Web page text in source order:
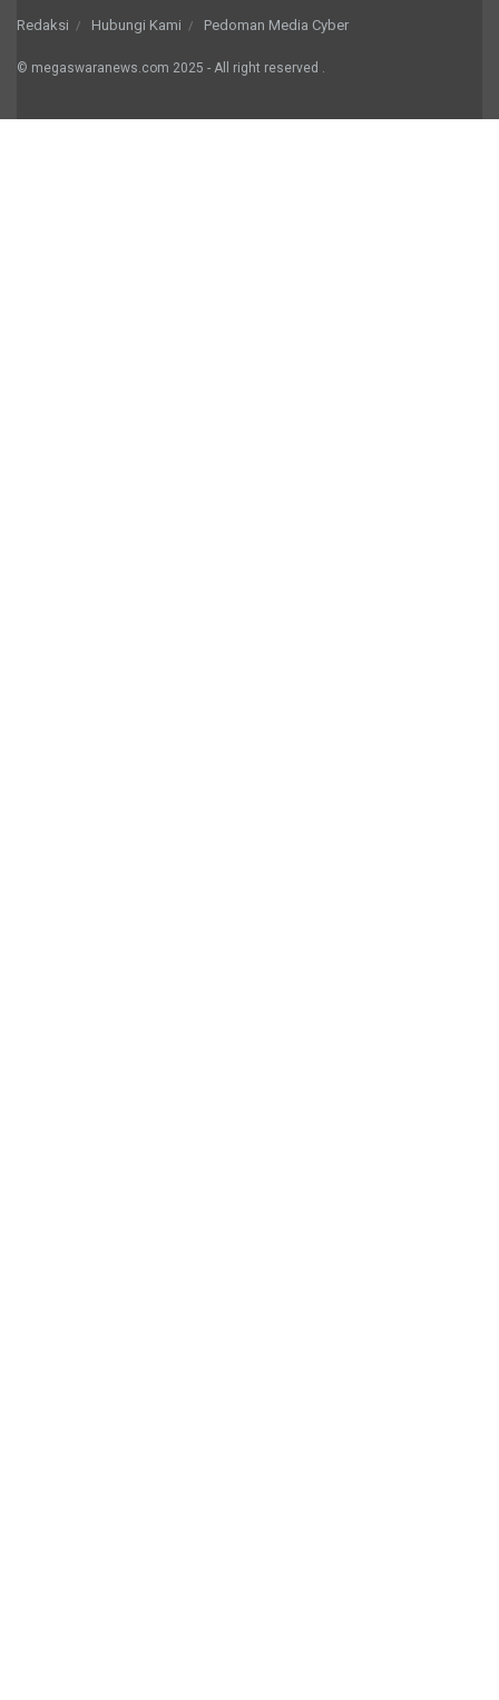
Redaksi Hubungi Kami Pedoman Media Cyber
© megaswaranews.com 2025 - All right reserved